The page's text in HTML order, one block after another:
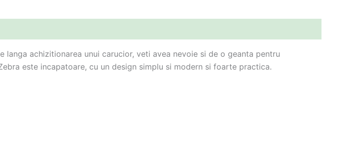
achizitionarea unui carucior, veti avea nevoie si de o geanta pentru
este incapatoare, cu un design simplu si modern si foarte practica.